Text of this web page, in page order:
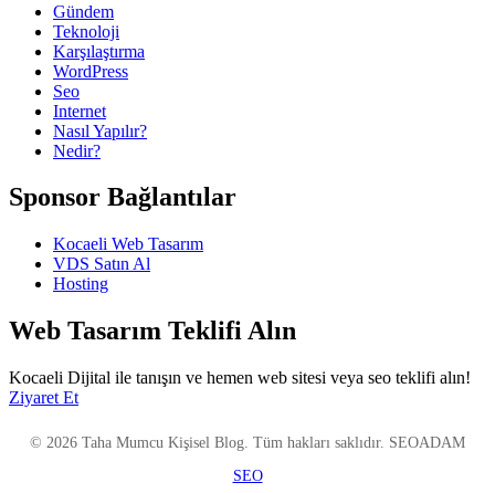
Gündem
Teknoloji
Karşılaştırma
WordPress
Seo
Internet
Nasıl Yapılır?
Nedir?
Sponsor Bağlantılar
Kocaeli Web Tasarım
VDS Satın Al
Hosting
Web Tasarım Teklifi Alın
Kocaeli Dijital ile tanışın ve hemen web sitesi veya seo teklifi alın!
Ziyaret Et
© 2026 Taha Mumcu Kişisel Blog. Tüm hakları saklıdır. SEOADAM
SEO